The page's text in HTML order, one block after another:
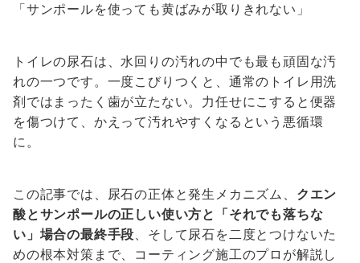
「サンポールを使っても黄ばみが取りきれない」
トイレの尿石は、水回りの汚れの中でも最も頑固な汚
れの一つです。一度こびりつくと、通常のトイレ用洗
剤ではまったく歯が立たない。力任せにこすると便器
を傷つけて、かえって汚れやすくなるという悪循環
に。
この記事では、尿石の正体と発生メカニズム、 クエン
酸とサンポールの正しい使い方と「それでも落ちな
い」場合の最終手段、そして尿石を二度とつけないた
めの根本対策まで、コーティング施工のプロが解説し